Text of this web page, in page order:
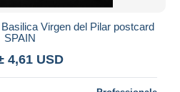
Virgen del Pilar postcard
SPAIN
4,61 USD